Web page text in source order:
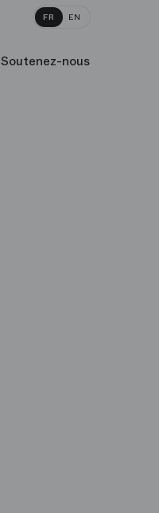
FR EN
Soutenez-nous